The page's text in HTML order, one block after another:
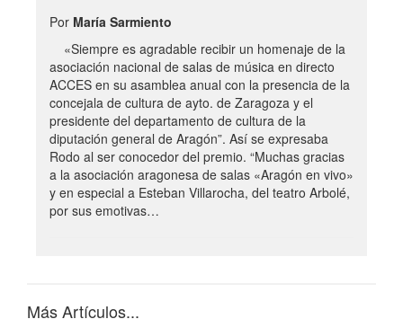
Por María Sarmiento
«Siempre es agradable recibir un homenaje de la
asociación nacional de salas de música en directo
ACCES en su asamblea anual con la presencia de la
concejala de cultura de ayto. de Zaragoza y el
presidente del departamento de cultura de la
diputación general de Aragón”. Así se expresaba
Rodo al ser conocedor del premio. “Muchas gracias
a la asociación aragonesa de salas «Aragón en vivo»
y en especial a Esteban Villarocha, del teatro Arbolé,
por sus emotivas…
Más Artículos...